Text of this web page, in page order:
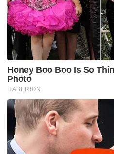
Honey Boo Boo Is So
Photo
HABERION